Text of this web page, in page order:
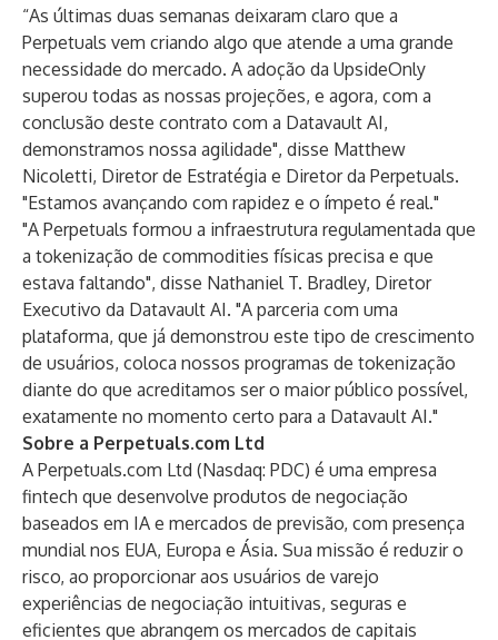
“As últimas duas semanas deixaram claro que a
Perpetuals vem criando algo que atende a uma grande
necessidade do mercado. A adoção da UpsideOnly
superou todas as nossas projeções, e agora, com a
conclusão deste contrato com a Datavault AI,
demonstramos nossa agilidade", disse Matthew
Nicoletti, Diretor de Estratégia e Diretor da Perpetuals.
"Estamos avançando com rapidez e o ímpeto é real."
"A Perpetuals formou a infraestrutura regulamentada que
a tokenização de commodities físicas precisa e que
estava faltando", disse Nathaniel T. Bradley, Diretor
Executivo da Datavault AI. "A parceria com uma
plataforma, que já demonstrou este tipo de crescimento
de usuários, coloca nossos programas de tokenização
diante do que acreditamos ser o maior público possível,
exatamente no momento certo para a Datavault AI."
Sobre a Perpetuals.com Ltd
A Perpetuals.com Ltd (Nasdaq: PDC) é uma empresa
fintech que desenvolve produtos de negociação
baseados em IA e mercados de previsão, com presença
mundial nos EUA, Europa e Ásia. Sua missão é reduzir o
risco, ao proporcionar aos usuários de varejo
experiências de negociação intuitivas, seguras e
eficientes que abrangem os mercados de capitais